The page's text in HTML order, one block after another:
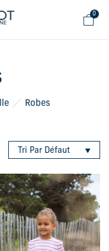
0
Robes
Tri Par Défaut